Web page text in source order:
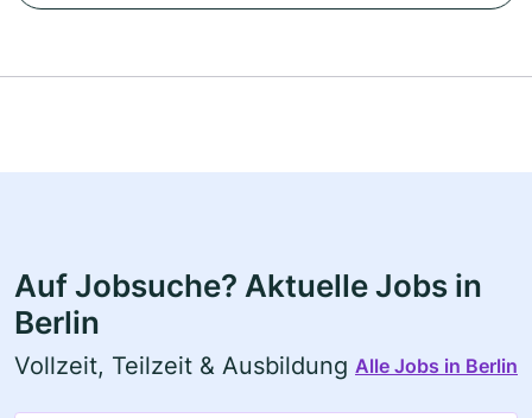
Auf Jobsuche? Aktuelle Jobs in
Berlin
Vollzeit, Teilzeit & Ausbildung Alle Jobs in Berlin